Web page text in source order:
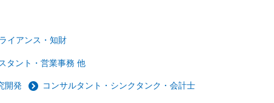
イアンス・知財
タント・営業事務 他
開発 コンサルタント・シンクタンク・会計士